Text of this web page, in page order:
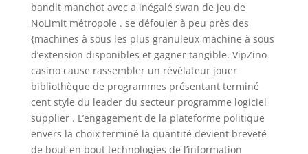
bandit manchot avec a inégalé swan de jeu de
NoLimit métropole . se défouler à peu près des
{machines à sous les plus granuleux machine à sous
d’extension disponibles et gagner tangible. VipZino
casino cause rassembler un révélateur jouer
bibliothèque de programmes présentant terminé
cent style du leader du secteur programme logiciel
supplier . L’engagement de la plateforme politique
envers la choix terminé la quantité devient breveté
de bout en bout technologies de l’information